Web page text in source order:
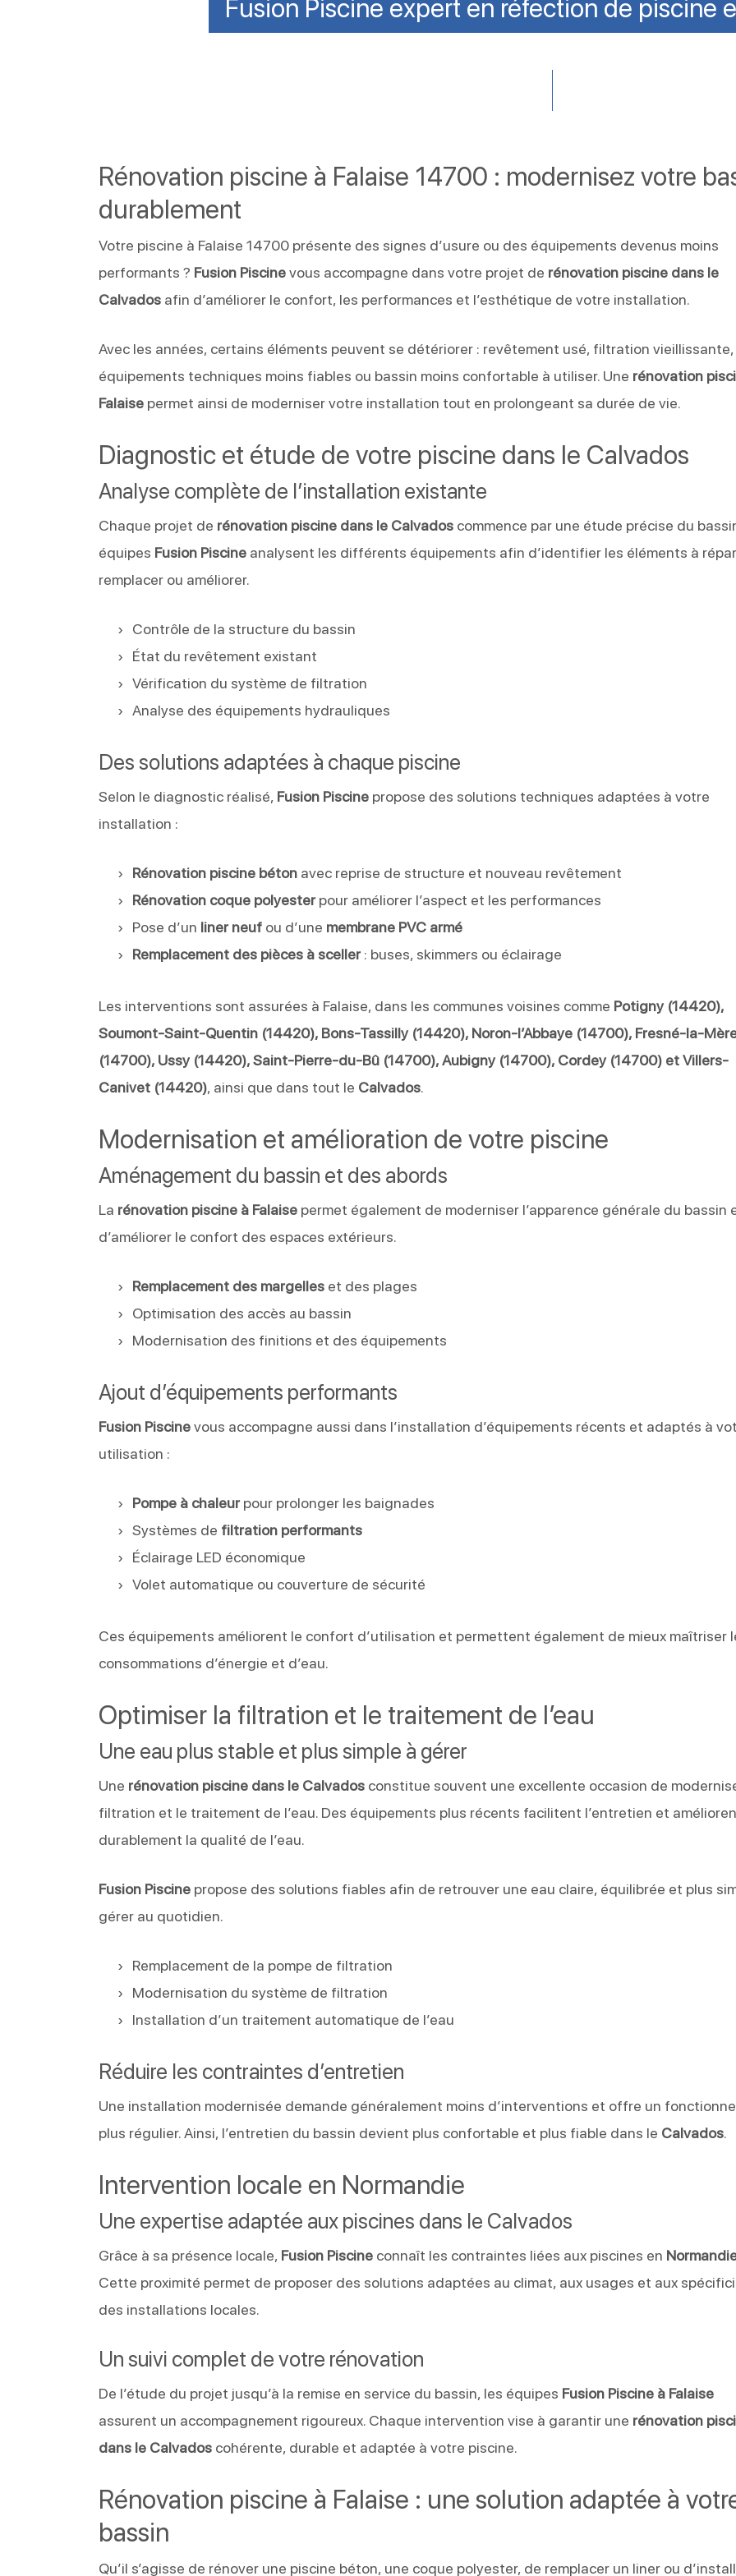
Fusion Piscine expert en réfection de piscine
Rénovation piscine à Falaise 14700 : modernisez votre
durablement
Votre piscine à Falaise 14700 présente des signes d’usure ou des équipements devenus moins
performants ? Fusion Piscinevous accompagne dans votre projet de rénovation piscine dans le
Calvados afin d’améliorer le confort, les performances et l’esthétique de votre installation.
Avec les années, certains éléments peuvent se détériorer : revêtement usé, filtration vieillissante,
équipements techniques moins fiables ou bassin moins confortable à utiliser. Une rénovation
Falaise permet ainsi de moderniser votre installation tout en prolongeant sa durée de vie.
Diagnostic et étude de votre piscine dans le Calvados
Analyse complète de l’installation existante
Chaque projet de rénovation piscine dans le Calvados commence par une étude précise du
équipes Fusion Piscine analysent les différents équipements afin d’identifier les éléments à
remplacer ou améliorer.
Contrôle de la structure du bassin
État du revêtement existant
Vérification du système de filtration
Analyse des équipements hydrauliques
Des solutions adaptées à chaque piscine
Selon le diagnostic réalisé, Fusion Piscine propose des solutions techniques adaptées à votre
installation :
Rénovation piscine béton avec reprise de structure et nouveau revêtement
Rénovation coque polyester pour améliorer l’aspect et les performances
Pose d’un liner neuf ou d’une membrane PVC armé
Remplacement des pièces à sceller : buses, skimmers ou éclairage
Les interventions sont assurées à Falaise, dans les communes voisines comme Potigny (14420),
Soumont-Saint-Quentin (14420), Bons-Tassilly (14420), Noron-l’Abbaye (14700), Fresné-la-
(14700), Ussy (14420), Saint-Pierre-du-Bû (14700), Aubigny (14700), Cordey (14700) et Villers-
Canivet (14420), ainsi que dans tout le Calvados.
Modernisation et amélioration de votre piscine
Aménagement du bassin et des abords
La rénovation piscine à Falaise permet également de moderniser l’apparence générale du bassin
d’améliorer le confort des espaces extérieurs.
Remplacement des margelles et des plages
Optimisation des accès au bassin
Modernisation des finitions et des équipements
Ajout d’équipements performants
Fusion Piscinevous accompagne aussi dans l’installation d’équipements récents et adaptés à
utilisation :
Pompe à chaleur pour prolonger les baignades
Systèmes de filtration performants
Éclairage LED économique
Volet automatique ou couverture de sécurité
Ces équipements améliorent le confort d’utilisation et permettent également de mieux maîtriser
consommations d’énergie et d’eau.
Optimiser la filtration et le traitement de l’eau
Une eau plus stable et plus simple à gérer
Une rénovation piscine dans le Calvados constitue souvent une excellente occasion de
filtration et le traitement de l’eau. Des équipements plus récents facilitent l’entretien et
durablement la qualité de l’eau.
Fusion Piscine propose des solutions fiables afin de retrouver une eau claire, équilibrée et plus
gérer au quotidien.
Remplacement de la pompe de filtration
Modernisation du système de filtration
Installation d’un traitement automatique de l’eau
Réduire les contraintes d’entretien
Une installation modernisée demande généralement moins d’interventions et offre un
plus régulier. Ainsi, l’entretien du bassin devient plus confortable et plus fiable dans le Calvados.
Intervention locale en Normandie
Une expertise adaptée aux piscines dans le Calvados
Grâce à sa présence locale, Fusion Piscine connaît les contraintes liées aux piscines en
Cette proximité permet de proposer des solutions adaptées au climat, aux usages et aux
des installations locales.
Un suivi complet de votre rénovation
De l’étude du projet jusqu’à la remise en service du bassin, les équipes Fusion Piscine à Falaise
assurent un accompagnement rigoureux. Chaque intervention vise à garantir une rénovation
dans le Calvados cohérente, durable et adaptée à votre piscine.
Rénovation piscine à Falaise : une solution adaptée à
bassin
Qu’il s’agisse de rénover une piscine béton, une coque polyester, de remplacer un liner ou